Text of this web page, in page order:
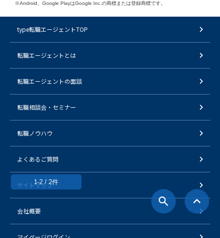
1-2 / 2件
※Android、Google PlayはGoogle Inc.の商標または登録商標です。
type転職エージェントTOP
転職エージェントとは
転職エージェントの面談
転職相談会・セミナー
転職ノウハウ
よくあるご質問
サイトマップ
会社概要